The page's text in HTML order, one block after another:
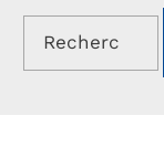
Rechercher :